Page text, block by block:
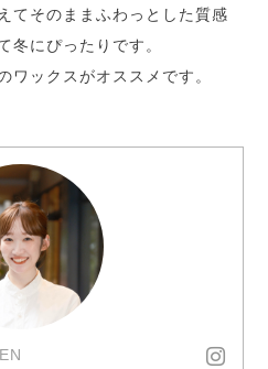
てそのままふわっとした質感
冬にぴったりです。
ワックスがオススメです。